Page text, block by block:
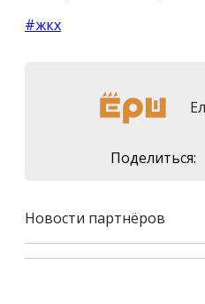
#жкх
Поделиться:
Новости партнёров